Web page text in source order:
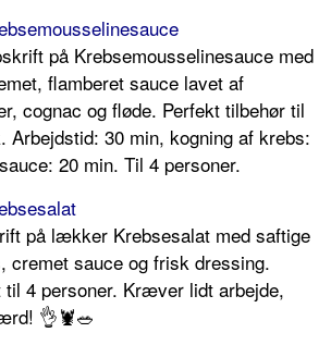
på Krebsemousselinesauce med
flamberet sauce lavet af
cognac og fløde. Perfekt tilbehør til
Arbejdstid: 30 min, kogning af krebs:
20 min. Til 4 personer.
på lækker Krebsesalat med saftige
cremet sauce og frisk dressing.
til 4 personer. Kræver lidt arbejde,
👌🦞🥗